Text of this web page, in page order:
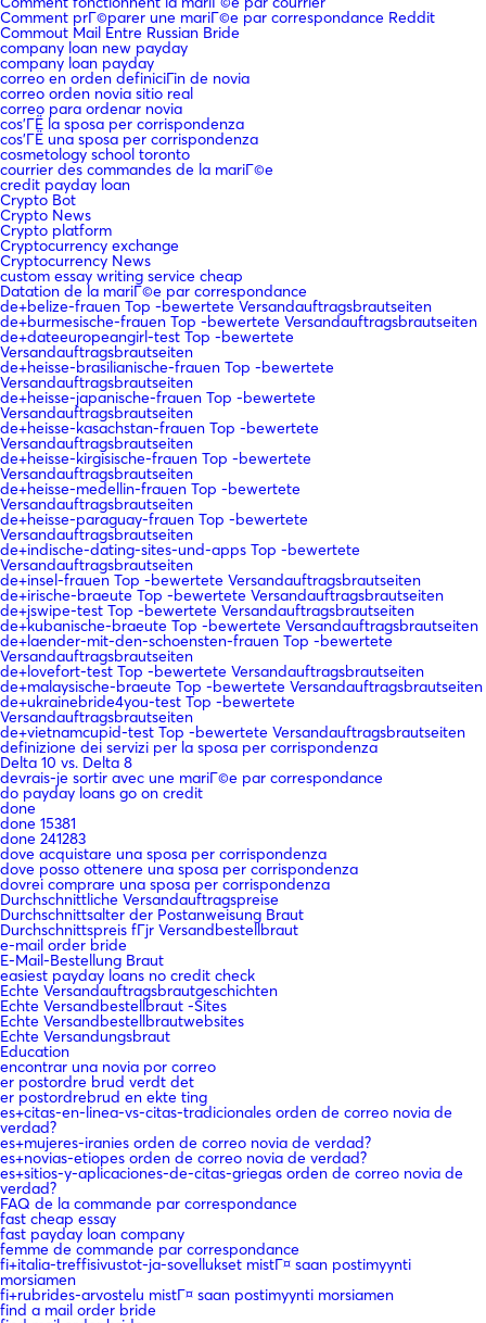
Comment prГ©parer une mariГ©e par correspondance Reddit
Commout Mail Entre Russian Bride
company loan new payday
company loan payday
correo en orden definiciГіn de novia
correo orden novia sitio real
correo para ordenar novia
cos'ГЁ la sposa per corrispondenza
cos'ГЁ una sposa per corrispondenza
cosmetology school toronto
courrier des commandes de la mariГ©e
credit payday loan
Crypto Bot
Crypto News
Crypto platform
Cryptocurrency exchange
Cryptocurrency News
custom essay writing service cheap
Datation de la mariГ©e par correspondance
de+belize-frauen Top -bewertete Versandauftragsbrautseiten
de+burmesische-frauen Top -bewertete Versandauftragsbrautseiten
de+dateeuropeangirl-test Top -bewertete
Versandauftragsbrautseiten
de+heisse-brasilianische-frauen Top -bewertete
Versandauftragsbrautseiten
de+heisse-japanische-frauen Top -bewertete
Versandauftragsbrautseiten
de+heisse-kasachstan-frauen Top -bewertete
Versandauftragsbrautseiten
de+heisse-kirgisische-frauen Top -bewertete
Versandauftragsbrautseiten
de+heisse-medellin-frauen Top -bewertete
Versandauftragsbrautseiten
de+heisse-paraguay-frauen Top -bewertete
Versandauftragsbrautseiten
de+indische-dating-sites-und-apps Top -bewertete
Versandauftragsbrautseiten
de+insel-frauen Top -bewertete Versandauftragsbrautseiten
de+irische-braeute Top -bewertete Versandauftragsbrautseiten
de+jswipe-test Top -bewertete Versandauftragsbrautseiten
de+kubanische-braeute Top -bewertete Versandauftragsbrautseiten
de+laender-mit-den-schoensten-frauen Top -bewertete
Versandauftragsbrautseiten
de+lovefort-test Top -bewertete Versandauftragsbrautseiten
de+malaysische-braeute Top -bewertete Versandauftragsbrautseiten
de+ukrainebride4you-test Top -bewertete
Versandauftragsbrautseiten
de+vietnamcupid-test Top -bewertete Versandauftragsbrautseiten
definizione dei servizi per la sposa per corrispondenza
Delta 10 vs. Delta 8
devrais-je sortir avec une mariГ©e par correspondance
do payday loans go on credit
done
done 15381
done 241283
dove acquistare una sposa per corrispondenza
dove posso ottenere una sposa per corrispondenza
dovrei comprare una sposa per corrispondenza
Durchschnittliche Versandauftragspreise
Durchschnittsalter der Postanweisung Braut
Durchschnittspreis fГјr Versandbestellbraut
e-mail order bride
E-Mail-Bestellung Braut
easiest payday loans no credit check
Echte Versandauftragsbrautgeschichten
Echte Versandbestellbraut -Sites
Echte Versandbestellbrautwebsites
Echte Versandungsbraut
Education
encontrar una novia por correo
er postordre brud verdt det
er postordrebrud en ekte ting
es+citas-en-linea-vs-citas-tradicionales orden de correo novia de
verdad?
es+mujeres-iranies orden de correo novia de verdad?
es+novias-etiopes orden de correo novia de verdad?
es+sitios-y-aplicaciones-de-citas-griegas orden de correo novia de
verdad?
FAQ de la commande par correspondance
fast cheap essay
fast payday loan company
femme de commande par correspondance
fi+italia-treffisivustot-ja-sovellukset mistГ¤ saan postimyynti
morsiamen
fi+rubrides-arvostelu mistГ¤ saan postimyynti morsiamen
find a mail order bride